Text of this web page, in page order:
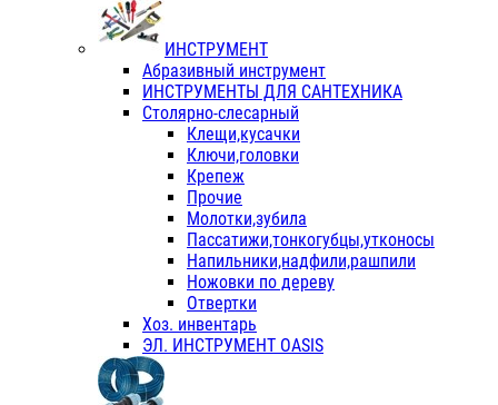
ИНСТРУМЕНТ
Абразивный инструмент
ИНСТРУМЕНТЫ ДЛЯ САНТЕХНИКА
Столярно-слесарный
Клещи,кусачки
Ключи,головки
Крепеж
Прочие
Молотки,зубила
Пассатижи,тонкогубцы,утконосы
Напильники,надфили,рашпили
Ножовки по дереву
Отвертки
Хоз. инвентарь
ЭЛ. ИНСТРУМЕНТ OASIS